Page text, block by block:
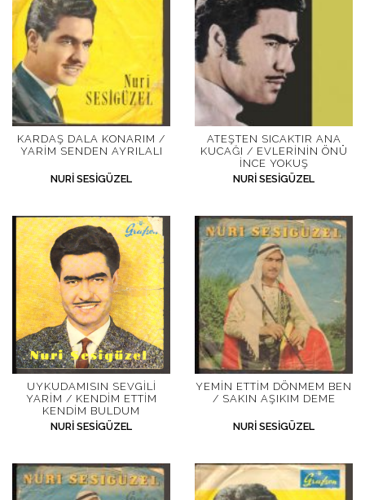
KARDAŞ DALA KONARIM /
YARIM SENDEN AYRILALI
NURI SESIGÜZEL
ATEŞTEN SICAKTIR ANA
KUCAĞI / EVLERININ ÖNÜ
İNCE YOKUŞ
NURI SESIGÜZEL
UYKUDAMISIN SEVGILI
YARIM / KENDIM ETTIM
KENDIM BULDUM
NURI SESIGÜZEL
YEMIN ETTIM DÖNMEM BEN
/ SAKIN AŞIKIM DEME
NURI SESIGÜZEL